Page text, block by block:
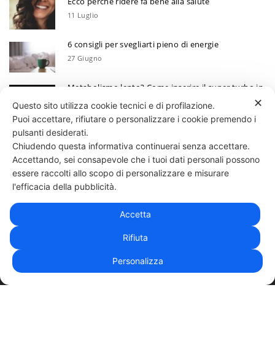
11 Luglio
6 consigli per svegliarti pieno di energie
27 Giugno
Metabolismo lento? Come inserire il super turbo in
13 Giugno
Ecco perchè devi annotare i tuoi progressi
30 Maggio
331 818 4777DANIELE ESPOSITO
| PRIVACY POLICY
✕
Questo sito utilizza cookie tecnici e di profilazione.
Puoi accettare, rifiutare o personalizzare i cookie premendo i
pulsanti desiderati.
Chiudendo questa informativa continuerai senza accettare.
Accettando, sei consapevole che i tuoi dati personali possono
essere raccolti allo scopo di personalizzare e misurare
l'efficacia della pubblicità.
Accetta
Rifiuta
Personalizza